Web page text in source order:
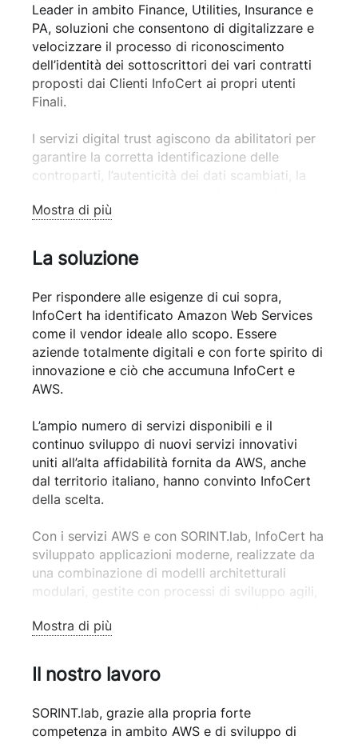
Leader in ambito Finance, Utilities, Insurance e
PA, soluzioni che consentono di digitalizzare e
velocizzare il processo di riconoscimento
dell’identità dei sottoscrittori dei vari contratti
proposti dai Clienti InfoCert ai propri utenti
Finali.
I servizi digital trust agiscono da abilitatori per
garantire la corretta identificazione delle
controparti, l’autenticità dei dati scambiati, la
riservatezza delle transazioni.
La natura dei servizi di Digital Trust di InfoCert
è tale da fondersi con i servizi digitali dei propri
experience dei Clienti Finali, la loro affidabilità è
pertanto da ritenersi critica.
Per tutto questo i servizi offerti hanno volumi
molto elevati ma allo stesso tempo le richieste
gestite sono molto variabili e distribuite in
Le aspettative dei Clienti Finali rispetto alla
disponibilità e al perfetto funzionamento dei
servizi digitali sono molto elevate è pertanto
importante ricercare soluzioni flessibili e
Mostra di più
La soluzione
Per rispondere alle esigenze di cui sopra,
InfoCert ha identificato Amazon Web Services
come il vendor ideale allo scopo. Essere
aziende totalmente digitali e con forte spirito di
innovazione e ciò che accumuna InfoCert e
AWS.
L’ampio numero di servizi disponibili e il
continuo sviluppo di nuovi servizi innovativi
uniti all’alta affidabilità fornita da AWS, anche
dal territorio italiano, hanno convinto InfoCert
della scelta.
Con i servizi AWS e con SORINT.lab, InfoCert ha
sviluppato applicazioni moderne, realizzate da
una combinazione di modelli architetturali
modulari, gestite con processi di sviluppo agili,
pur riducendo i rischi, il time-to-market e il
Mostra di più
Il nostro lavoro
SORINT.lab, grazie alla propria forte
competenza in ambito AWS e di sviluppo di